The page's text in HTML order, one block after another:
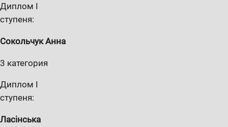
Диплом I
ступеня:
Сокольчук Анна
3 категория
Диплом I
ступеня:
Ласінська